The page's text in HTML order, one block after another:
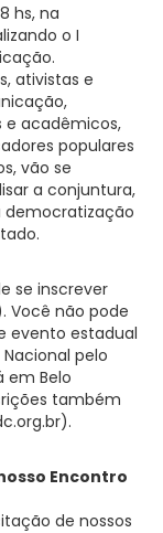
hs, na
o I
ativistas e
e acadêmicos,
populares
vão se
a conjuntura,
democratização
se inscrever
Você não pode
evento estadual
pelo
em Belo
também
Encontro
de nossos